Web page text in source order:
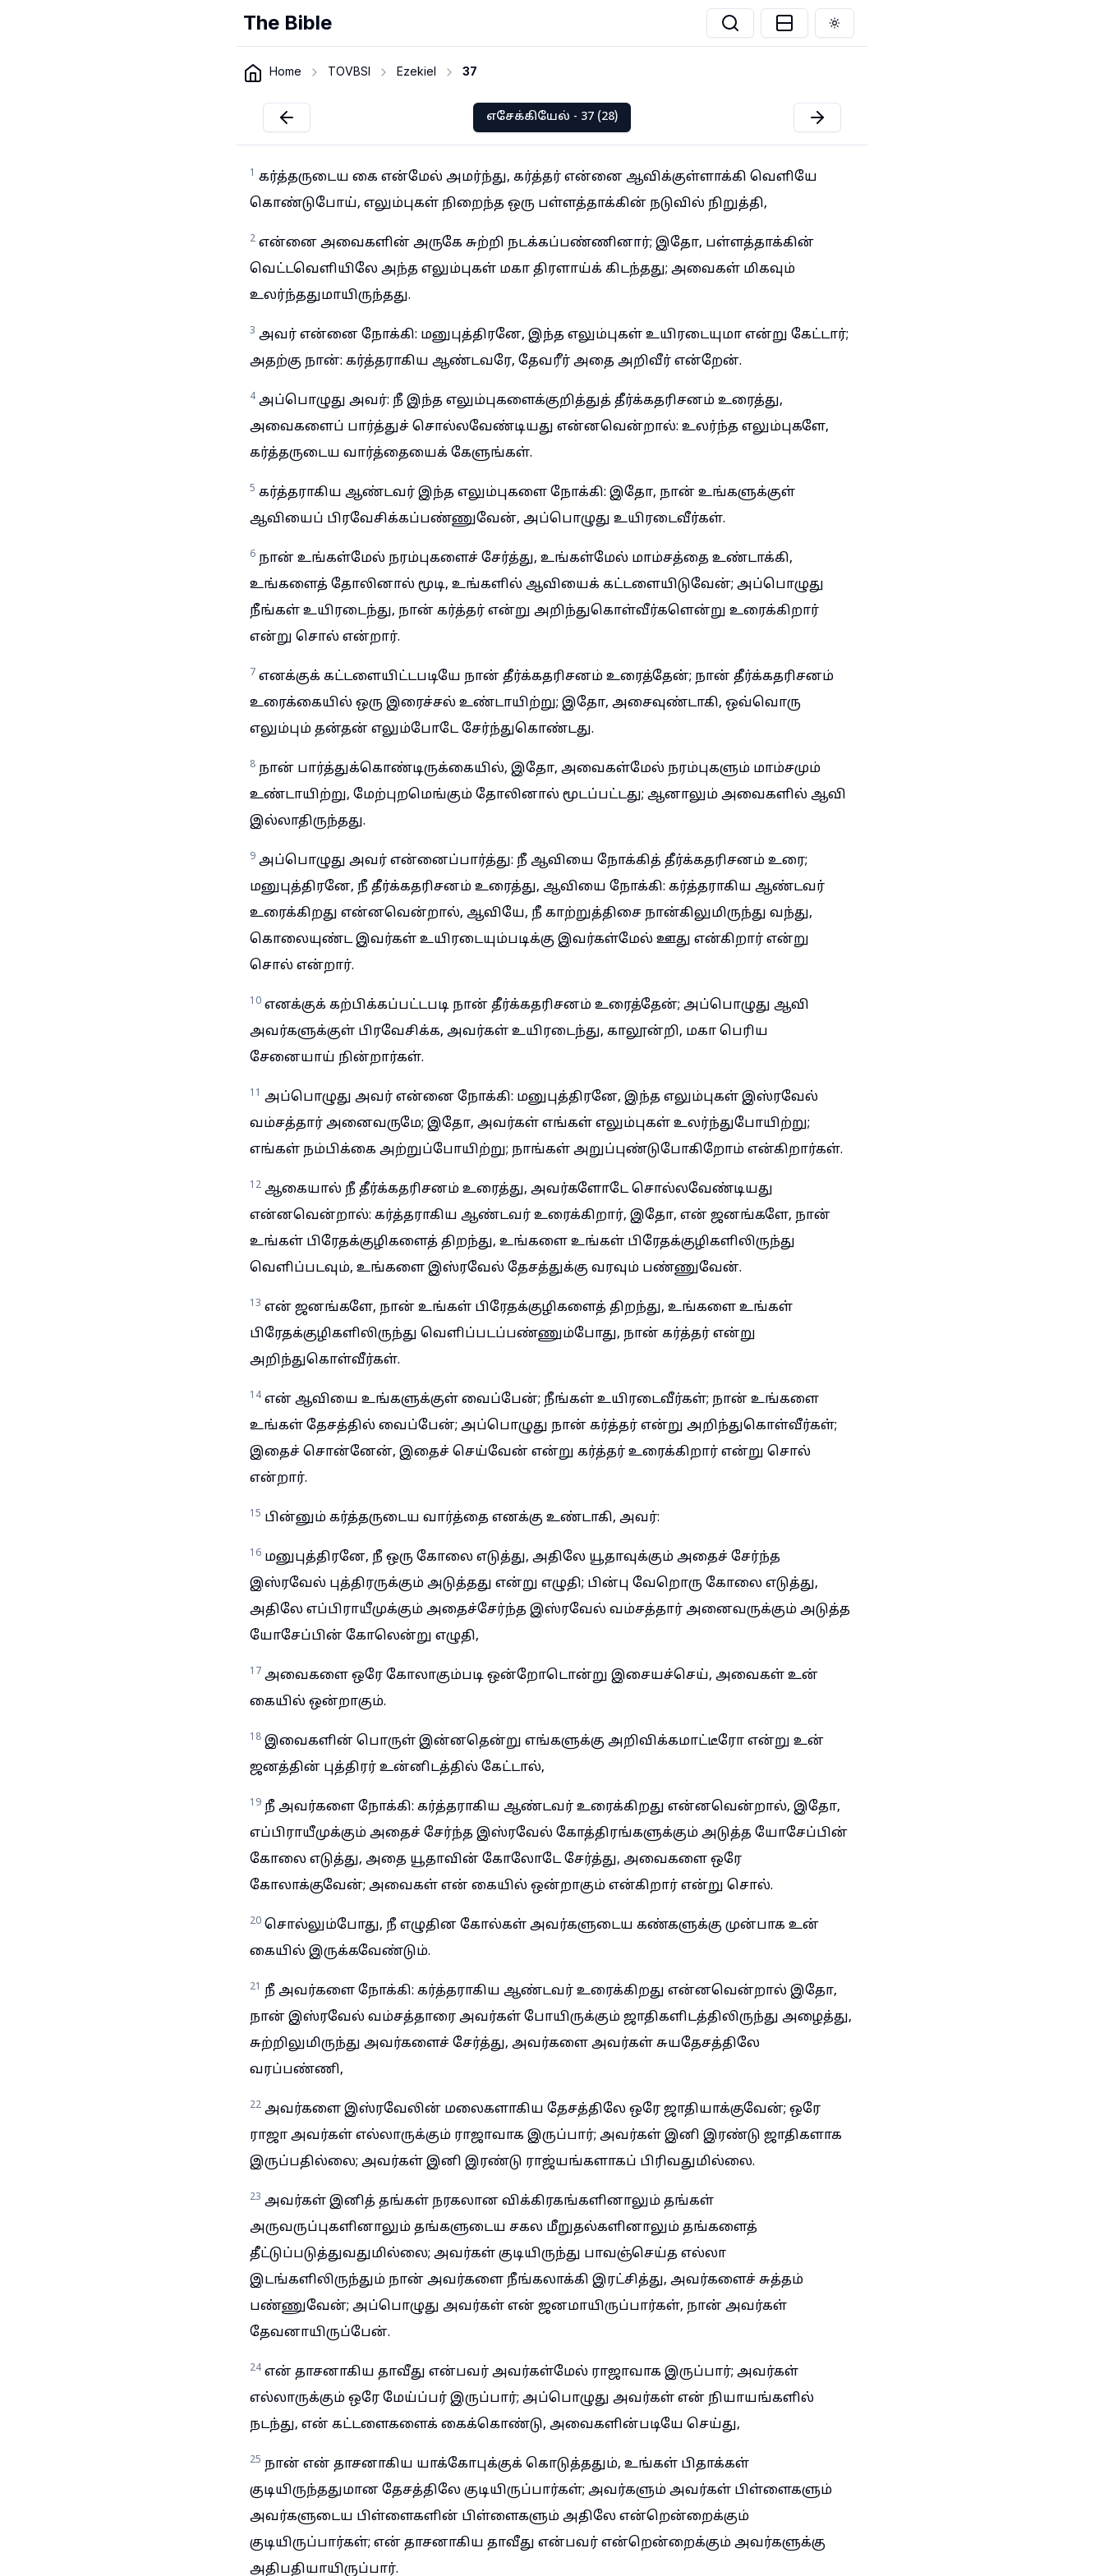
The Bible Toggle theme
Home TOVBSI Ezekiel 37
எசேக்கியேல் - 37 (28)
1 கர்த்தருடைய கை என்மேல் அமர்ந்து, கர்த்தர் என்னை ஆவிக்குள்ளாக்கி வெளியே
கொண்டுபோய், எலும்புகள் நிறைந்த ஒரு பள்ளத்தாக்கின் நடுவில் நிறுத்தி,
2 என்னை அவைகளின் அருகே சுற்றி நடக்கப்பண்ணினார்; இதோ, பள்ளத்தாக்கின்
வெட்டவெளியிலே அந்த எலும்புகள் மகா திரளாய்க் கிடந்தது; அவைகள் மிகவும்
உலர்ந்ததுமாயிருந்தது.
3 அவர் என்னை நோக்கி: மனுபுத்திரனே, இந்த எலும்புகள் உயிரடையுமா என்று கேட்டார்;
அதற்கு நான்: கர்த்தராகிய ஆண்டவரே, தேவரீர் அதை அறிவீர் என்றேன்.
4 அப்பொழுது அவர்: நீ இந்த எலும்புகளைக்குறித்துத் தீர்க்கதரிசனம் உரைத்து,
அவைகளைப் பார்த்துச் சொல்லவேண்டியது என்னவென்றால்: உலர்ந்த எலும்புகளே,
கர்த்தருடைய வார்த்தையைக் கேளுங்கள்.
5 கர்த்தராகிய ஆண்டவர் இந்த எலும்புகளை நோக்கி: இதோ, நான் உங்களுக்குள்
ஆவியைப் பிரவேசிக்கப்பண்ணுவேன், அப்பொழுது உயிரடைவீர்கள்.
6 நான் உங்கள்மேல் நரம்புகளைச் சேர்த்து, உங்கள்மேல் மாம்சத்தை உண்டாக்கி,
உங்களைத் தோலினால் மூடி, உங்களில் ஆவியைக் கட்டளையிடுவேன்; அப்பொழுது
நீங்கள் உயிரடைந்து, நான் கர்த்தர் என்று அறிந்துகொள்வீர்களென்று உரைக்கிறார்
என்று சொல் என்றார்.
7 எனக்குக் கட்டளையிட்டபடியே நான் தீர்க்கதரிசனம் உரைத்தேன்; நான் தீர்க்கதரிசனம்
உரைக்கையில் ஒரு இரைச்சல் உண்டாயிற்று; இதோ, அசைவுண்டாகி, ஒவ்வொரு
எலும்பும் தன்தன் எலும்போடே சேர்ந்துகொண்டது.
8 நான் பார்த்துக்கொண்டிருக்கையில், இதோ, அவைகள்மேல் நரம்புகளும் மாம்சமும்
உண்டாயிற்று, மேற்புறமெங்கும் தோலினால் மூடப்பட்டது; ஆனாலும் அவைகளில் ஆவி
இல்லாதிருந்தது.
9 அப்பொழுது அவர் என்னைப்பார்த்து: நீ ஆவியை நோக்கித் தீர்க்கதரிசனம் உரை;
மனுபுத்திரனே, நீ தீர்க்கதரிசனம் உரைத்து, ஆவியை நோக்கி: கர்த்தராகிய ஆண்டவர்
உரைக்கிறது என்னவென்றால், ஆவியே, நீ காற்றுத்திசை நான்கிலுமிருந்து வந்து,
கொலையுண்ட இவர்கள் உயிரடையும்படிக்கு இவர்கள்மேல் ஊது என்கிறார் என்று
சொல் என்றார்.
10 எனக்குக் கற்பிக்கப்பட்டபடி நான் தீர்க்கதரிசனம் உரைத்தேன்; அப்பொழுது ஆவி
அவர்களுக்குள் பிரவேசிக்க, அவர்கள் உயிரடைந்து, காலூன்றி, மகா பெரிய
சேனையாய் நின்றார்கள்.
11 அப்பொழுது அவர் என்னை நோக்கி: மனுபுத்திரனே, இந்த எலும்புகள் இஸ்ரவேல்
வம்சத்தார் அனைவருமே; இதோ, அவர்கள் எங்கள் எலும்புகள் உலர்ந்துபோயிற்று;
எங்கள் நம்பிக்கை அற்றுப்போயிற்று; நாங்கள் அறுப்புண்டுபோகிறோம் என்கிறார்கள்.
12 ஆகையால் நீ தீர்க்கதரிசனம் உரைத்து, அவர்களோடே சொல்லவேண்டியது
என்னவென்றால்: கர்த்தராகிய ஆண்டவர் உரைக்கிறார், இதோ, என் ஜனங்களே, நான்
உங்கள் பிரேதக்குழிகளைத் திறந்து, உங்களை உங்கள் பிரேதக்குழிகளிலிருந்து
வெளிப்படவும், உங்களை இஸ்ரவேல் தேசத்துக்கு வரவும் பண்ணுவேன்.
13 என் ஜனங்களே, நான் உங்கள் பிரேதக்குழிகளைத் திறந்து, உங்களை உங்கள்
பிரேதக்குழிகளிலிருந்து வெளிப்படப்பண்ணும்போது, நான் கர்த்தர் என்று
அறிந்துகொள்வீர்கள்.
14 என் ஆவியை உங்களுக்குள் வைப்பேன்; நீங்கள் உயிரடைவீர்கள்; நான் உங்களை
உங்கள் தேசத்தில் வைப்பேன்; அப்பொழுது நான் கர்த்தர் என்று அறிந்துகொள்வீர்கள்;
இதைச் சொன்னேன், இதைச் செய்வேன் என்று கர்த்தர் உரைக்கிறார் என்று சொல்
என்றார்.
15 பின்னும் கர்த்தருடைய வார்த்தை எனக்கு உண்டாகி, அவர்:
16 மனுபுத்திரனே, நீ ஒரு கோலை எடுத்து, அதிலே யூதாவுக்கும் அதைச் சேர்ந்த
இஸ்ரவேல் புத்திரருக்கும் அடுத்தது என்று எழுதி; பின்பு வேறொரு கோலை எடுத்து,
அதிலே எப்பிராயீமுக்கும் அதைச்சேர்ந்த இஸ்ரவேல் வம்சத்தார் அனைவருக்கும் அடுத்த
யோசேப்பின் கோலென்று எழுதி,
17 அவைகளை ஒரே கோலாகும்படி ஒன்றோடொன்று இசையச்செய், அவைகள் உன்
கையில் ஒன்றாகும்.
18 இவைகளின் பொருள் இன்னதென்று எங்களுக்கு அறிவிக்கமாட்டீரோ என்று உன்
ஜனத்தின் புத்திரர் உன்னிடத்தில் கேட்டால்,
19 நீ அவர்களை நோக்கி: கர்த்தராகிய ஆண்டவர் உரைக்கிறது என்னவென்றால், இதோ,
எப்பிராயீமுக்கும் அதைச் சேர்ந்த இஸ்ரவேல் கோத்திரங்களுக்கும் அடுத்த யோசேப்பின்
கோலை எடுத்து, அதை யூதாவின் கோலோடே சேர்த்து, அவைகளை ஒரே
கோலாக்குவேன்; அவைகள் என் கையில் ஒன்றாகும் என்கிறார் என்று சொல்.
20 சொல்லும்போது, நீ எழுதின கோல்கள் அவர்களுடைய கண்களுக்கு முன்பாக உன்
கையில் இருக்கவேண்டும்.
21 நீ அவர்களை நோக்கி: கர்த்தராகிய ஆண்டவர் உரைக்கிறது என்னவென்றால் இதோ,
நான் இஸ்ரவேல் வம்சத்தாரை அவர்கள் போயிருக்கும் ஜாதிகளிடத்திலிருந்து அழைத்து,
சுற்றிலுமிருந்து அவர்களைச் சேர்த்து, அவர்களை அவர்கள் சுயதேசத்திலே
வரப்பண்ணி,
22 அவர்களை இஸ்ரவேலின் மலைகளாகிய தேசத்திலே ஒரே ஜாதியாக்குவேன்; ஒரே
ராஜா அவர்கள் எல்லாருக்கும் ராஜாவாக இருப்பார்; அவர்கள் இனி இரண்டு ஜாதிகளாக
இருப்பதில்லை; அவர்கள் இனி இரண்டு ராஜ்யங்களாகப் பிரிவதுமில்லை.
23 அவர்கள் இனித் தங்கள் நரகலான விக்கிரகங்களினாலும் தங்கள்
அருவருப்புகளினாலும் தங்களுடைய சகல மீறுதல்களினாலும் தங்களைத்
தீட்டுப்படுத்துவதுமில்லை; அவர்கள் குடியிருந்து பாவஞ்செய்த எல்லா
இடங்களிலிருந்தும் நான் அவர்களை நீங்கலாக்கி இரட்சித்து, அவர்களைச் சுத்தம்
பண்ணுவேன்; அப்பொழுது அவர்கள் என் ஜனமாயிருப்பார்கள், நான் அவர்கள்
தேவனாயிருப்பேன்.
24 என் தாசனாகிய தாவீது என்பவர் அவர்கள்மேல் ராஜாவாக இருப்பார்; அவர்கள்
எல்லாருக்கும் ஒரே மேய்ப்பர் இருப்பார்; அப்பொழுது அவர்கள் என் நியாயங்களில்
நடந்து, என் கட்டளைகளைக் கைக்கொண்டு, அவைகளின்படியே செய்து,
25 நான் என் தாசனாகிய யாக்கோபுக்குக் கொடுத்ததும், உங்கள் பிதாக்கள்
குடியிருந்ததுமான தேசத்திலே குடியிருப்பார்கள்; அவர்களும் அவர்கள் பிள்ளைகளும்
அவர்களுடைய பிள்ளைகளின் பிள்ளைகளும் அதிலே என்றென்றைக்கும்
குடியிருப்பார்கள்; என் தாசனாகிய தாவீது என்பவர் என்றென்றைக்கும் அவர்களுக்கு
அதிபதியாயிருப்பார்.